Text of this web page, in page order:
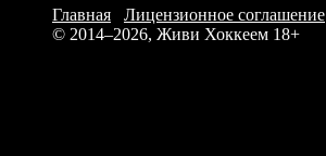
Главная Лицензионное соглашение
© 2014–2026, Живи Хоккеем 18+